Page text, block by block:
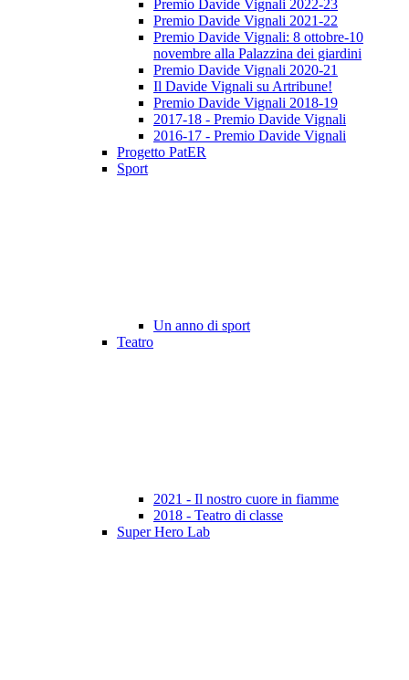
Premio Davide Vignali 2022-23
Premio Davide Vignali 2021-22
Premio Davide Vignali: 8 ottobre-10
novembre alla Palazzina dei giardini
Premio Davide Vignali 2020-21
Il Davide Vignali su Artribune!
Premio Davide Vignali 2018-19
2017-18 - Premio Davide Vignali
2016-17 - Premio Davide Vignali
Progetto PatER
Sport
Un anno di sport
Teatro
2021 - Il nostro cuore in fiamme
2018 - Teatro di classe
Super Hero Lab